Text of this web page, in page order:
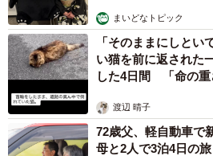
どこから来たのか、わからなくな
す。過去も、現在も、未来も、す
ぽりとなくなってしまうそうです
なくなったことで、「コンロに火
まう」「バスの降車ボタンが押せ
生じるといいます。
まいどなトピック
「そのままにしとい
い猫を前に返され
した4日間 「命の重
渡辺 晴子
72歳父、軽自動車
母と2人で3泊4日の